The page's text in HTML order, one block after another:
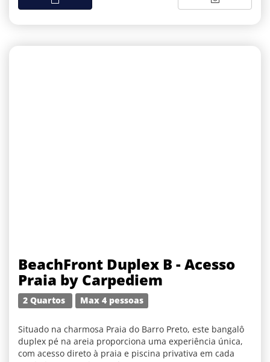
BeachFront Duplex B - Acesso
Praia by Carpediem
2 Quartos Max 4 pessoas
Situado na charmosa Praia do Barro Preto, este bangalô
duplex pé na areia proporciona uma experiência única,
com acesso direto à praia e piscina privativa em cada